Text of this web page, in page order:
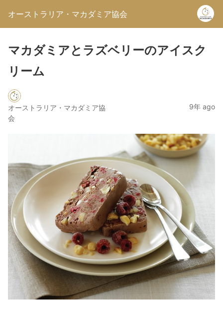
オーストラリア・マカダミア協会
マカダミアとラズベリーのアイスク
リーム
オーストラリア・マカダミア協
会
9年 ago